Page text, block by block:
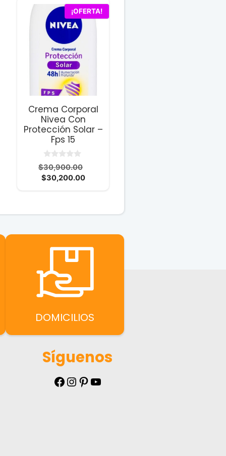
¡OFERTA!
Crema Corporal
Nivea Con
Protección Solar –
Fps 15
0
d
e
$30,900.00
$30,900.00.
$30,200.00El
DOMICILIOS
Síguenos
Facebook Instagram Pinterest YouTube